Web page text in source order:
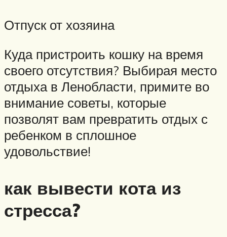
Отпуск от хозяина
Куда пристроить кошку на время
своего отсутствия? Выбирая место
отдыха в Ленобласти, примите во
внимание советы, которые
позволят вам превратить отдых с
ребенком в сплошное
удовольствие!
как вывести кота из
стресса?